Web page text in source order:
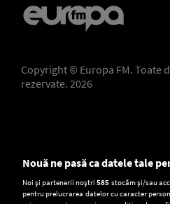
Copyright © Europa FM. Toate
rezervate. 2026
Setări:
Nouă ne pasă ca datele tale
Noi și partenerii noștri585 stocăm și/sau
pentru prelucrarea datelor cu caracter